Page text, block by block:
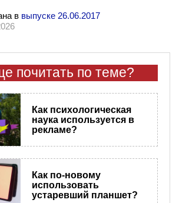
в выпуске 26.06.2017
почитать по теме?
Как психологическая
наука используется в
рекламе?
Как по-новому
использовать
устаревший планшет?